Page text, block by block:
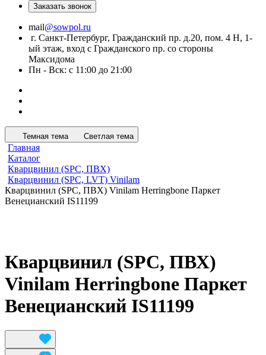
Заказать звонок
mail@sowpol.ru
г. Санкт-Петербург, Гражданский пр. д.20, пом. 4 Н, 1-
ый этаж, вход с Гражданского пр. со стороны
Максидома
Пн - Вск: с 11:00 до 21:00
Темная тема Светлая тема
Главная
Каталог
Кварцвинил (SPC, ПВХ)
Кварцвинил (SPC, LVT) Vinilam
Кварцвинил (SPC, ПВХ) Vinilam Herringbone Паркет
Венецианский IS11199
Кварцвинил (SPC, ПВХ)
Vinilam Herringbone Паркет
Венецианский IS11199